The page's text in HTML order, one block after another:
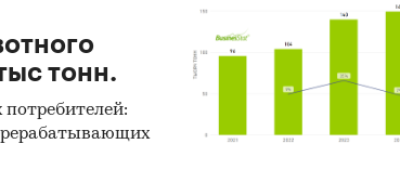
тонн.